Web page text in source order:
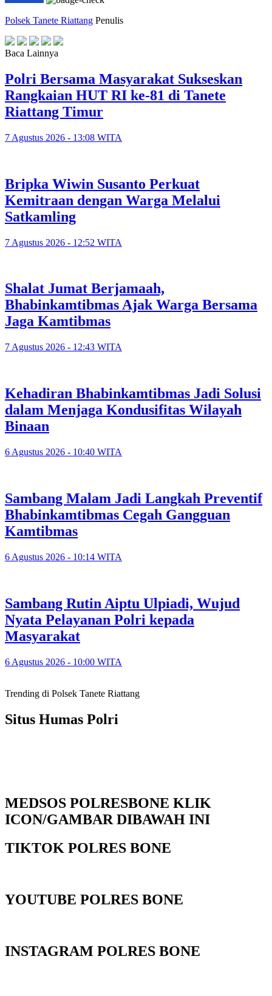
Polsek Tanete Riattang Penulis
Baca Lainnya
Polri Bersama Masyarakat Sukseskan
Rangkaian HUT RI ke-81 di Tanete
Riattang Timur
7 Agustus 2026 - 13:08 WITA
Bripka Wiwin Susanto Perkuat
Kemitraan dengan Warga Melalui
Satkamling
7 Agustus 2026 - 12:52 WITA
Shalat Jumat Berjamaah,
Bhabinkamtibmas Ajak Warga Bersama
Jaga Kamtibmas
7 Agustus 2026 - 12:43 WITA
Kehadiran Bhabinkamtibmas Jadi Solusi
dalam Menjaga Kondusifitas Wilayah
Binaan
6 Agustus 2026 - 10:40 WITA
Sambang Malam Jadi Langkah Preventif
Bhabinkamtibmas Cegah Gangguan
Kamtibmas
6 Agustus 2026 - 10:14 WITA
Sambang Rutin Aiptu Ulpiadi, Wujud
Nyata Pelayanan Polri kepada
Masyarakat
6 Agustus 2026 - 10:00 WITA
Trending di Polsek Tanete Riattang
Situs Humas Polri
MEDSOS POLRESBONE KLIK
ICON/GAMBAR DIBAWAH INI
TIKTOK POLRES BONE
YOUTUBE POLRES BONE
INSTAGRAM POLRES BONE